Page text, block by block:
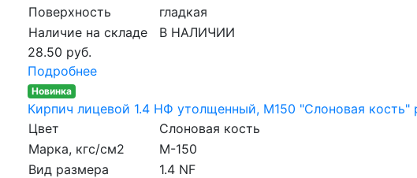
Поверхность
гладкая
Наличие на складе
В НАЛИЧИИ
28.50 руб.
Подробнее
Новинка
Кирпич лицевой 1.4 НФ утолщенный, M150 "Слоновая кость"
Цвет
Слоновая кость
Марка, кгс/см2
M-150
Вид размера
1.4 NF